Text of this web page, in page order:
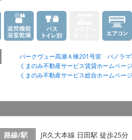
パークヴュー高瀬Ａ棟201号室 パノラ
くまのみ不動産サービス賃貸ホームページ
くまのみ不動産サービス総合ホームページ
路線/駅
JR久大本線 日田駅 徒歩25分